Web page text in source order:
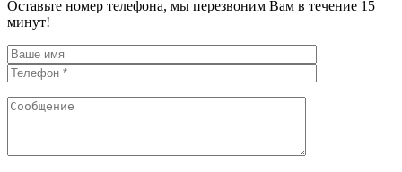
Оставьте номер телефона, мы перезвоним Вам в течение 15
минут!